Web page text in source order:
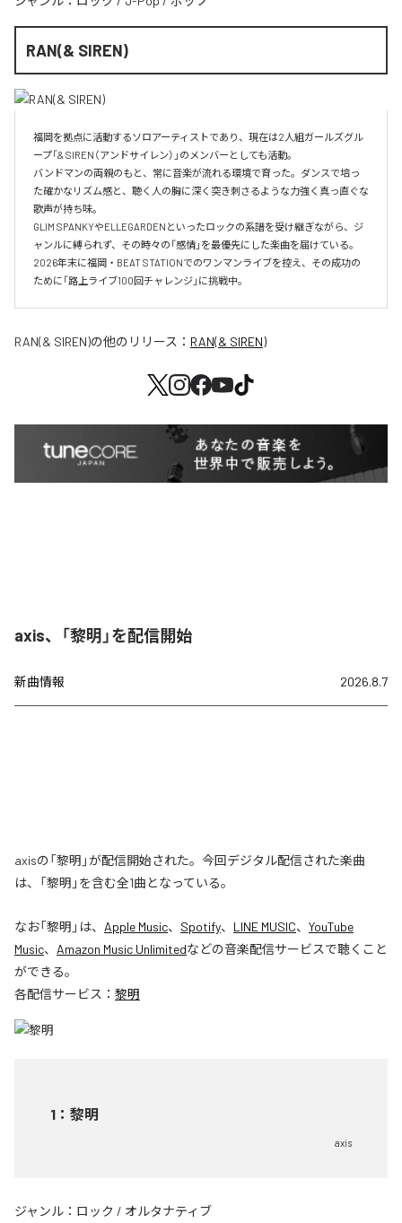
RAN(& SIREN)
福岡を拠点に活動するソロアーティストであり、現在は2人組ガールズグル
ープ「& SIREN（アンドサイレン）」のメンバーとしても活動。
バンドマンの両親のもと、常に音楽が流れる環境で育った。ダンスで培っ
た確かなリズム感と、聴く人の胸に深く突き刺さるような力強く真っ直ぐな
歌声が持ち味。
GLIM SPANKYやELLEGARDENといったロックの系譜を受け継ぎながら、ジ
ャンルに縛られず、その時々の「感情」を最優先にした楽曲を届けている。
2026年末に福岡・BEAT STATIONでのワンマンライブを控え、その成功の
ために「路上ライブ100回チャレンジ」に挑戦中。
RAN(& SIREN)の他のリリース： RAN(& SIREN)
axis、「黎明」を配信開始
新曲情報 2026.8.7
axisの「黎明」が配信開始された。今回デジタル配信された楽曲
は、「黎明」を含む全1曲となっている。
なお「黎明 」は、 Apple Music、 Spotify、 LINE MUSIC、 YouTube
Music、 Amazon Music Unlimitedなどの音楽配信サービスで聴くこと
ができる。
各配信サービス： 黎明
1 ： 黎明
axis
ジャンル： ロック / オルタナティブ